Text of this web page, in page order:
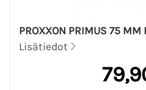
PROXXON PRIMUS 75 MM
Lisätiedot